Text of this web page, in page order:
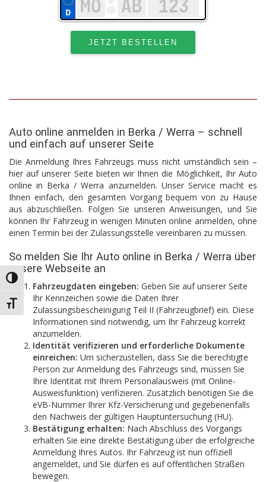
Umschalten auf hohe Kontraste
Schrift vergrößern
Auto online anmelden in Berka / Werra – schnell
und einfach auf unserer Seite
Die Anmeldung Ihres Fahrzeugs muss nicht umständlich sein –
hier auf unserer Seite bieten wir Ihnen die Möglichkeit, Ihr Auto
online in Berka / Werra anzumelden. Unser Service macht es
Ihnen einfach, den gesamten Vorgang bequem von zu Hause
aus abzuschließen. Folgen Sie unseren Anweisungen, und Sie
können Ihr Fahrzeug in wenigen Minuten online anmelden, ohne
einen Termin bei der Zulassungsstelle vereinbaren zu müssen.
So melden Sie Ihr Auto online in Berka / Werra über
unsere Webseite an
Fahrzeugdaten eingeben: Geben Sie auf unserer Seite
Ihr Kennzeichen sowie die Daten Ihrer
Zulassungsbescheinigung Teil II (Fahrzeugbrief) ein. Diese
Informationen sind notwendig, um Ihr Fahrzeug korrekt
anzumelden.
Identität verifizieren und erforderliche Dokumente
einreichen: Um sicherzustellen, dass Sie die berechtigte
Person zur Anmeldung des Fahrzeugs sind, müssen Sie
Ihre Identität mit Ihrem Personalausweis (mit Online-
Ausweisfunktion) verifizieren. Zusätzlich benötigen Sie die
eVB-Nummer Ihrer Kfz-Versicherung und gegebenenfalls
den Nachweis der gültigen Hauptuntersuchung (HU).
Bestätigung erhalten: Nach Abschluss des Vorgangs
erhalten Sie eine direkte Bestätigung über die erfolgreiche
Anmeldung Ihres Autos. Ihr Fahrzeug ist nun offiziell
angemeldet, und Sie dürfen es auf öffentlichen Straßen
bewegen.